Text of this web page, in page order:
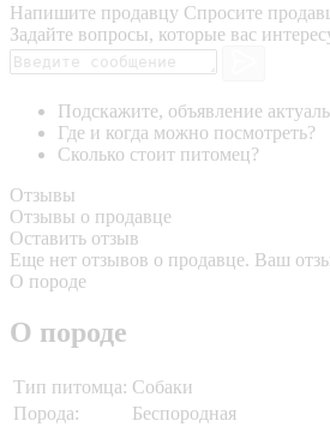
Напишите продавцу Спросите
Задайте вопросы, которые вас
Подскажите, объявление
Где и когда можно посмотреть?
Сколько стоит питомец?
Отзывы
Отзывы о продавце
Оставить отзыв
Еще нет отзывов о продавце. Ваш
О породе
О породе
Тип питомца: Собаки
Порода:
Беспородная